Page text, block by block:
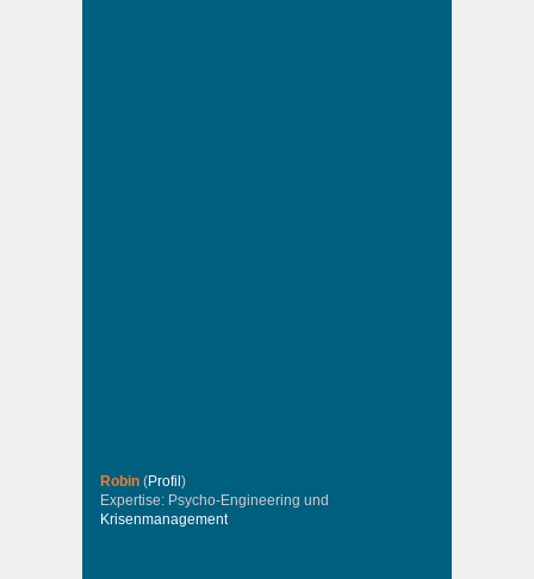
Robin (Profil )
Expertise: Psycho-Engineering und
Krisenmanagement